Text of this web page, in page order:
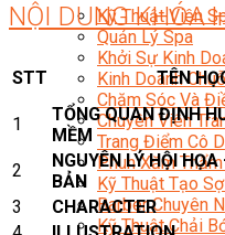
Kỹ Thuật Viên
Quản Lý Spa
Khởi Sự Kinh
Kinh Doanh
Chăm Sóc Và
Chuyên Viên
Trang Điểm Cô
Phun Xăm
Kỹ Thuật Tạo
Barber Chuyên
Kỹ Thuật Chải
NỘI DUNG KHÓA
STT TÊN
1
TỔNG QUAN ĐỊNH
MỀM
2
NGUYÊN LÝ HỘI
BẢN
3
CHARACTER